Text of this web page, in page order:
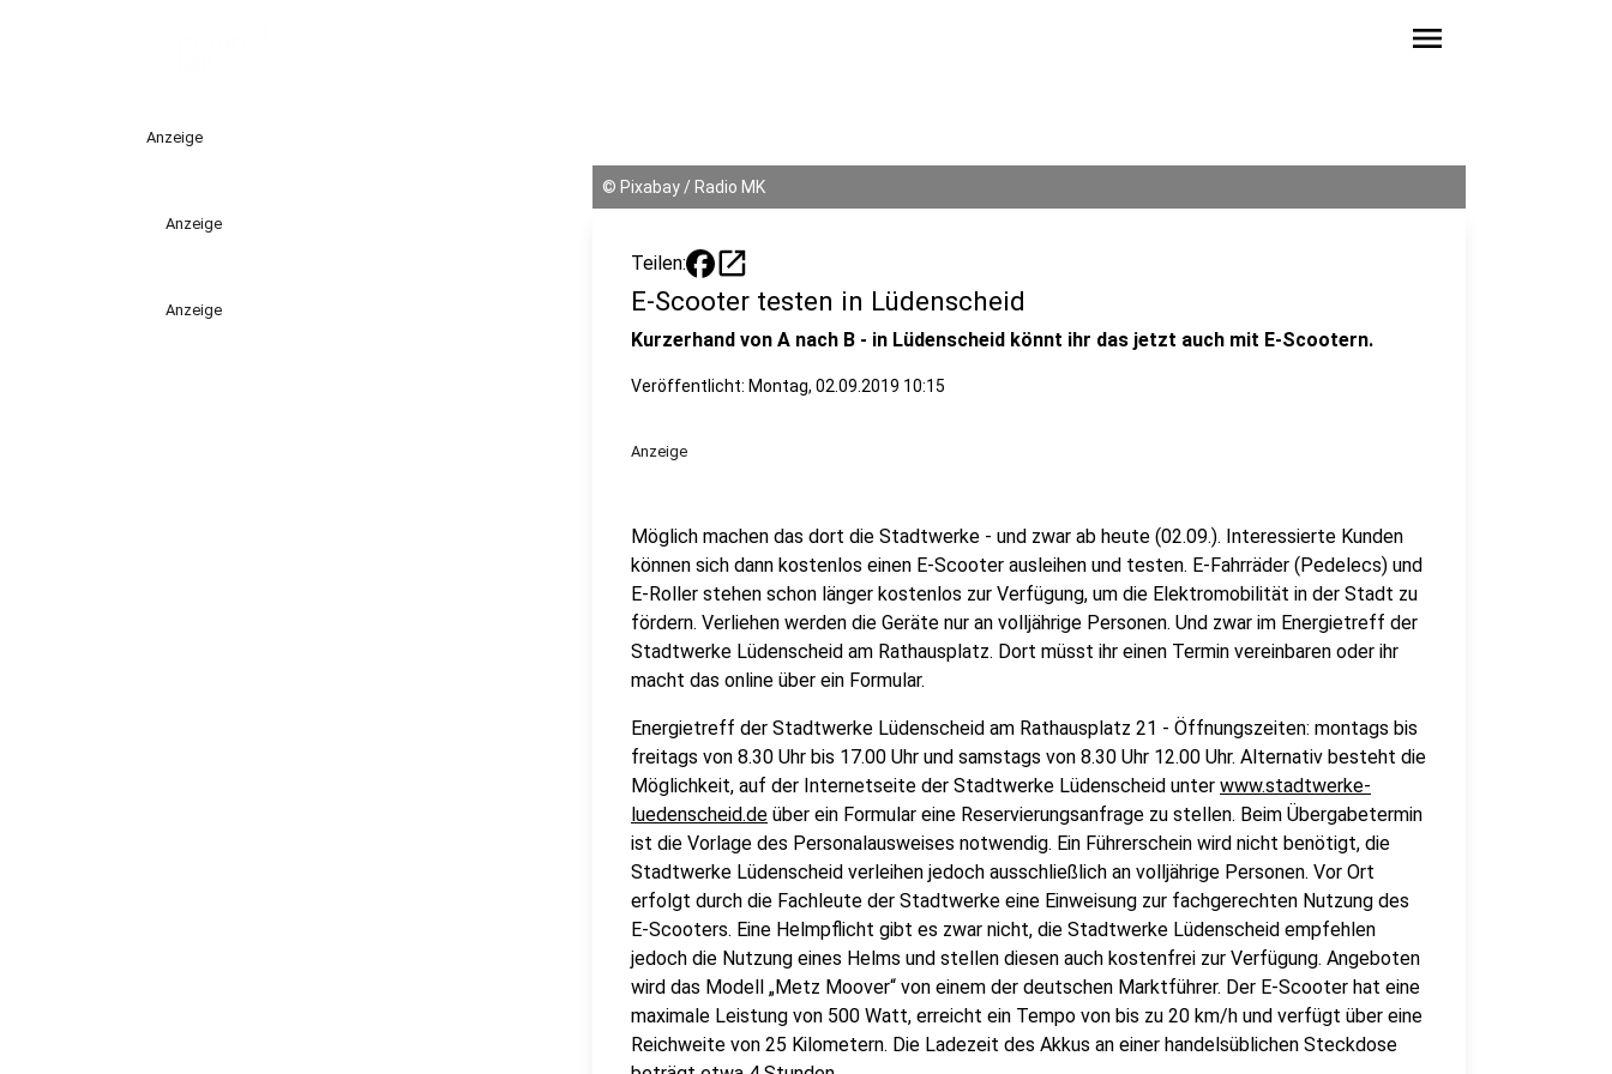
menu
Anzeige
Anzeige
Anzeige
© Pixabay / Radio MK
Teilen: open_in_new
E-Scooter testen in Lüdenscheid
Kurzerhand von A nach B - in Lüdenscheid könnt ihr das jetzt auch mit E-Scootern.
Veröffentlicht: Montag, 02.09.2019 10:15
Anzeige
Möglich machen das dort die Stadtwerke - und zwar ab heute (02.09.). Interessierte Kunden
können sich dann kostenlos einen E-Scooter ausleihen und testen. E-Fahrräder (Pedelecs) und
E-Roller stehen schon länger kostenlos zur Verfügung, um die Elektromobilität in der Stadt zu
fördern. Verliehen werden die Geräte nur an volljährige Personen. Und zwar im Energietreff der
Stadtwerke Lüdenscheid am Rathausplatz. Dort müsst ihr einen Termin vereinbaren oder ihr
macht das online über ein Formular.
Energietreff der Stadtwerke Lüdenscheid am Rathausplatz 21 - Öffnungszeiten: montags bis
freitags von 8.30 Uhr bis 17.00 Uhr und samstags von 8.30 Uhr 12.00 Uhr. Alternativ besteht die
Möglichkeit, auf der Internetseite der Stadtwerke Lüdenscheid unter www.stadtwerke-
luedenscheid.de über ein Formular eine Reservierungsanfrage zu stellen. Beim Übergabetermin
ist die Vorlage des Personalausweises notwendig. Ein Führerschein wird nicht benötigt, die
Stadtwerke Lüdenscheid verleihen jedoch ausschließlich an volljährige Personen. Vor Ort
erfolgt durch die Fachleute der Stadtwerke eine Einweisung zur fachgerechten Nutzung des
E-Scooters. Eine Helmpflicht gibt es zwar nicht, die Stadtwerke Lüdenscheid empfehlen
jedoch die Nutzung eines Helms und stellen diesen auch kostenfrei zur Verfügung. Angeboten
wird das Modell „Metz Moover“ von einem der deutschen Marktführer. Der E-Scooter hat eine
maximale Leistung von 500 Watt, erreicht ein Tempo von bis zu 20 km/h und verfügt über eine
Reichweite von 25 Kilometern. Die Ladezeit des Akkus an einer handelsüblichen Steckdose